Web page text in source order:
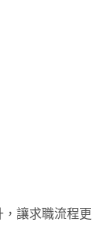
讓求職流程更